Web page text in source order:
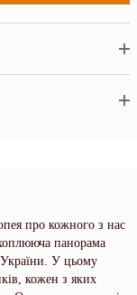
про кожного з нас
панорама
України. У цьому
кожен з яких